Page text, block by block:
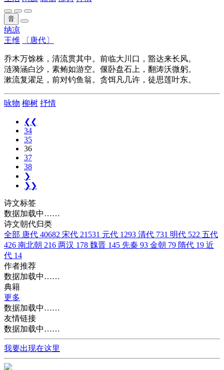
音
纳凉
王维
〔唐代〕
乔木万馀株，清流贯其中。前临大川口，豁达来长风。
涟漪涵白沙，素鲔如游空。偃卧盘石上，翻涛沃微躬。
漱流复濯足，前对钓鱼翁。贪饵凡几许，徒思莲叶东。
咏物 柳树 抒情
❮❮
34
35
36
37
38
❯
❯❯
诗文标签
数据加载中……
诗文朝代归类
全部 唐代 40682 宋代 21531 元代 1293 清代 731 明代 522 五代
426 南北朝 216 两汉 178 魏晋 145 先秦 93 金朝 79 隋代 19 近
代 14
作者推荐
数据加载中……
典籍
更多
数据加载中……
友情链接
数据加载中……
我要出现在这里